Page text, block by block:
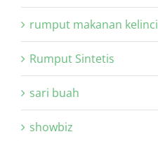
rumput makanan kelinci
Rumput Sintetis
sari buah
showbiz